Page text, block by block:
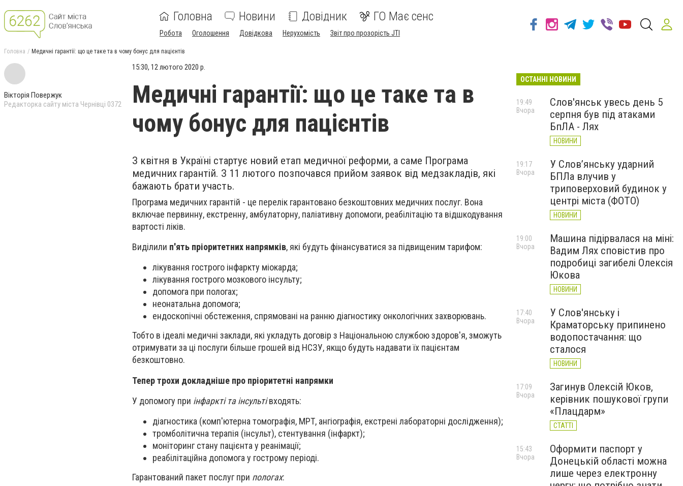
Головна Новини Довідник ГО Має сенс
Робота Оголошення Довідкова Нерухомість Звіт про прозорість JTI
Головна Медичні гарантії: що це таке та в чому бонус для пацієнтів
Вікторія Повержук
Редакторка сайту міста Чернівці 0372
15:30, 12 лютого 2020 р.
Медичні гарантії: що це таке та в
чому бонус для пацієнтів
З квітня в Україні стартує новий етап медичної реформи, а саме Програма
медичних гарантій. З 11 лютого позпочався прийом заявок від медзакладів, які
бажають брати участь.
Програма медичних гарантій - це перелік гарантовано безкоштовних медичних послуг. Вона
включае первинну, екстренну, амбулаторну, паліативну допомоги, реабілітацію та відшкодування
вартості ліків.
Виділили п'ять пріоритетних напрямків, які будуть фінансуватися за підвищеним тарифом:
лікування гострого інфаркту міокарда;
лікування гострого мозкового інсульту;
допомога при пологах;
неонатальна допомога;
ендоскопічні обстеження, спрямовані на ранню діагностику онкологічних захворювань.
Тобто в ідеалі медичні заклади, які укладуть договір з Національною службою здоров'я, зможуть
отримувати за ці послуги більше грошей від НСЗУ, якщо будуть надавати їх пацієнтам
безкоштовно.
Тепер трохи докладніше про пріоритетні напрямки
У допомогу при інфаркті та інсультівходять:
діагностика (комп'ютерна томографія, МРТ, ангіографія, екстрені лабораторні дослідження);
тромболітична терапія (інсульт), стентування (інфаркт);
моніторинг стану пацієнта у реанімації;
реабілітаційна допомога у гострому періоді.
Гарантований пакет послуг при пологах:
ОСТАННІ НОВИНИ
Слов'янськ увесь день 5
серпня був під атаками
БпЛА - Лях
НОВИНИ
19:49
Вчора
У Слов’янську ударний
БПЛа влучив у
триповерховий будинок у
центрі міста (ФОТО)
НОВИНИ
19:17
Вчора
Машина підірвалася на міні:
Вадим Лях сповістив про
подробиці загибелі Олексія
Юкова
НОВИНИ
19:00
Вчора
У Слов'янську і
Краматорську припинено
водопостачання: що
сталося
НОВИНИ
17:40
Вчора
Загинув Олексій Юков,
керівник пошукової групи
«Плацдарм»
СТАТТІ
17:09
Вчора
Оформити паспорт у
Донецькій області можна
лише через електронну
15:43
Вчора